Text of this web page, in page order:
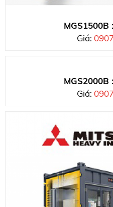
MGS1500B
Giá:
MGS2000B
Giá: